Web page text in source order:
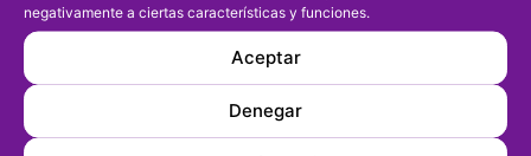
negativamente a ciertas características y funciones.
Aceptar
Denegar
Web